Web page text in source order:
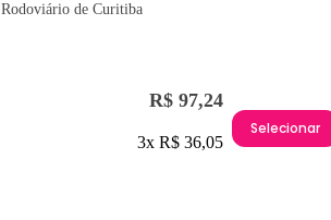
de Curitiba
R$ 97,24
3x R$ 36,05
Selecionar